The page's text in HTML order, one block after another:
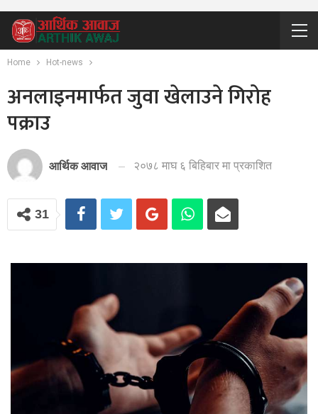
Home Hot-news
अनलाइनमार्फत जुवा खेलाउने गिरोह
पक्राउ
आर्थिक आवाज २०७८ माघ ६ बिहिबार मा प्रकाशित
31